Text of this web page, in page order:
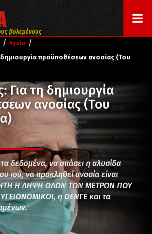
βολεμένους
/ Υγεία /
δημιουργία προϋποθέσεων ανοσίας (Του
Για τη δημιουργία
ανοσίας (Του
δεδομένα, να σπάσει η αλυσίδα
ιού, να προκληθεί ανοσία είναι
Η ΛΗΨΗ ΟΛΩΝ ΤΩΝ ΜΕΤΡΩΝ ΠΟΥ
η ΟΕΝΓΕ και τα